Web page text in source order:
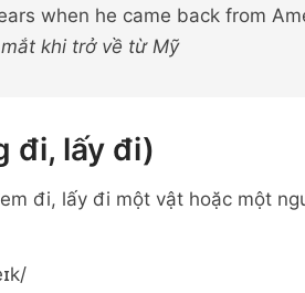
when he came back from
khi trở về từ Mỹ
đi, lấy đi)
đi, lấy đi một vật hoặc một